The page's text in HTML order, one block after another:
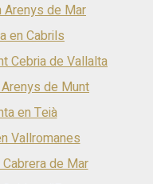
de Mar
en Cabrils
Cebria de Vallalta
de Munt
en Teià
Vallromanes
de Mar